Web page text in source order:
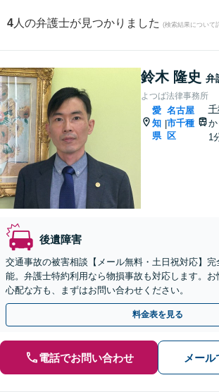
4 人の弁護士が見つかりました (検索結果について
鈴木 隆史 弁
よつば法律事務所
愛
知
県
|
名古屋
市千種
区
千
1
後遺障害
交通事故の被害相談【メール無料・土日祝対応】
能。弁護士特約利用なら物損事故も対応します。
心配な方も、まずはお問い合わせください。
料金表を見る
電話でお問い合わせ メー